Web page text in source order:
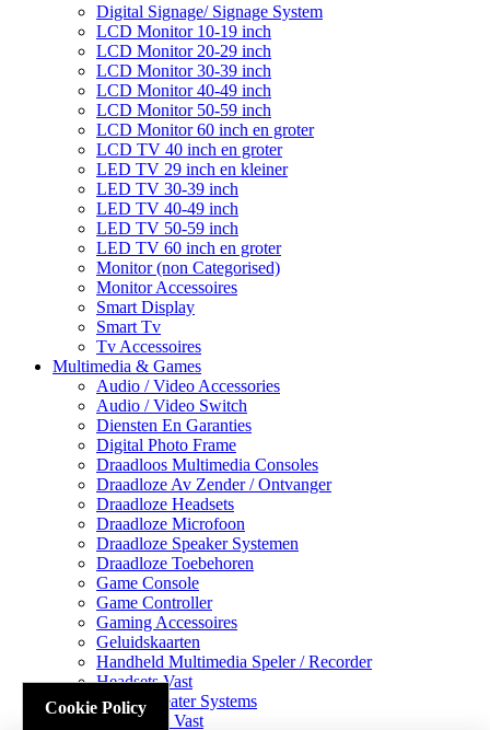
Digital Signage/ Signage System
LCD Monitor 10-19 inch
LCD Monitor 20-29 inch
LCD Monitor 30-39 inch
LCD Monitor 40-49 inch
LCD Monitor 50-59 inch
LCD Monitor 60 inch en groter
LCD TV 40 inch en groter
LED TV 29 inch en kleiner
LED TV 30-39 inch
LED TV 40-49 inch
LED TV 50-59 inch
LED TV 60 inch en groter
Monitor (non Categorised)
Monitor Accessoires
Smart Display
Smart Tv
Tv Accessoires
Multimedia & Games
Audio / Video Accessories
Audio / Video Switch
Diensten En Garanties
Digital Photo Frame
Draadloos Multimedia Consoles
Draadloze Av Zender / Ontvanger
Draadloze Headsets
Draadloze Microfoon
Draadloze Speaker Systemen
Draadloze Toebehoren
Game Console
Game Controller
Gaming Accessoires
Geluidskaarten
Handheld Multimedia Speler / Recorder
Headsets Vast
Home Theater Systems
Microfoon Vast
Cookie Policy